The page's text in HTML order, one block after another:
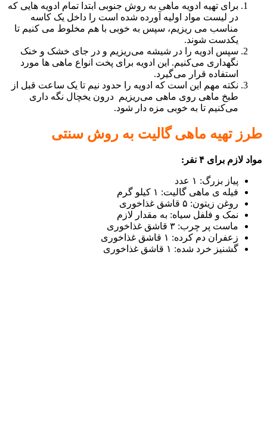
برای تهیه ادویه ماهی به روش جنوبی ابتدا تمام ادویه هایی که
در لیست مواد اولیه آورده شده است را داخل یک کاسه
مناسب می ریزیم، سپس به خوبی با هم مخلوط می کنیم تا
یکدست شوند.
سپس ادویه را در شیشه می‌ریزیم و در جای خشک و خنک
نگهداری می‌کنیم. این ادویه برای پخت انواع ماهی ها مورد
استفاده قرار می‌گیرد.
نکته مهم این است که ادویه را حدود نیم تا یک ساعت قبل از
طبخ ماهی روی ماهی می‌ریزیم درون یخچال نگه داری
می‌کنیم تا به خوبی مزه دار شود.
طرز تهیه ماهی گالیت به روش سنتی
مواد لازم برای ۴ نفر:
پیاز بزرگ: ۱ عدد
فیله ی ماهی گالیت: ۱ کیلو گرم
روغن زیتون: ۵ قاشق غذاخوری
نمک و فلفل سیاه: به مقدار لازم
ماست پر چرب: ۳ قاشق غذاخوری
زعفران دم کرده: ۱ قاشق غذاخوری
گشنیز خرد شده: ۱ قاشق غذاخوری